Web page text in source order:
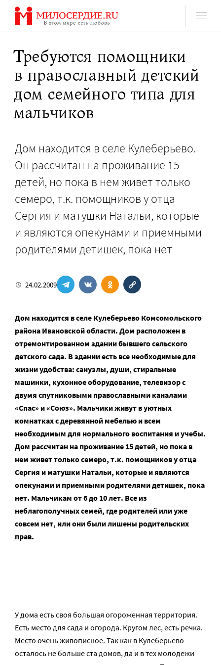
Перейти
содержанию
Требуются помощники
в православный детский
дом семейного типа для
мальчиков
Дом находится в селе Кулеберьево.
Он рассчитан на проживание 15
детей, но пока в нем живет только
семеро, т.к. помощников у отца
Сергия и матушки Натальи, которые
и являются опекунами и приемными
родителями детишек, пока нет
24.02.2009
Дом находится в селе Кулеберьево Комсомольского
района Ивановской области. Дом расположен в
отремонтированном здании бывшего сельского
детского сада. В здании есть все необходимые для
жизни удобства: санузлы, души, стиральные
машинки, кухонное оборудование, телевизор с
двумя спутниковыми православными каналами
«Спас» и «Союз». Мальчики живут в уютных
комнатках с деревянной мебелью и всем
необходимым для нормального воспитания и учебы.
Дом рассчитан на проживание 15 детей, но пока в
нем живет только семеро, т.к. помощников у отца
Сергия и матушки Натальи, которые и являются
опекунами и приемными родителями детишек, пока
нет. Мальчикам от 6 до 10 лет. Все из
неблагополучных семей, где родителей или уже
совсем нет, или они были лишены родительских
прав.
У дома есть своя большая огороженная территория.
Есть место для сада и огорода. Кругом лес, есть речка.
Место очень живописное. Так как в Кулеберьево
осталось не больше ста домов, да и в тех молодежи